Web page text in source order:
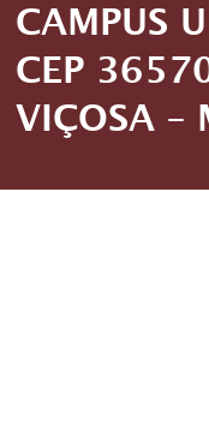
CAMPUS
CEP
VIÇOSA –